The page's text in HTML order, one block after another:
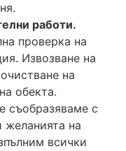
работи.
проверка на
Извозване на
на
обекта.
съобразяваме с
желанията на
всички